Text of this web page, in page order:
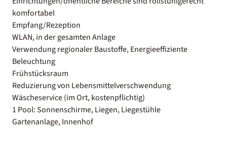
komfortabel
Empfang/Rezeption
WLAN, in der gesamten Anlage
Verwendung regionaler Baustoffe, Energieeffiziente
Beleuchtung
Frühstücksraum
Reduzierung von Lebensmittelverschwendung
Wäscheservice (im Ort, kostenpflichtig)
1 Pool: Sonnenschirme, Liegen, Liegestühle
Gartenanlage, Innenhof